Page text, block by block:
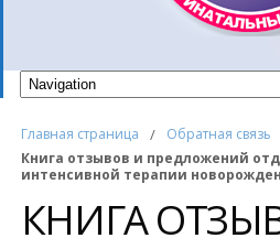
Главная страница / Обратная связь
Книга отзывов и предложений
интенсивной терапии
КНИГА